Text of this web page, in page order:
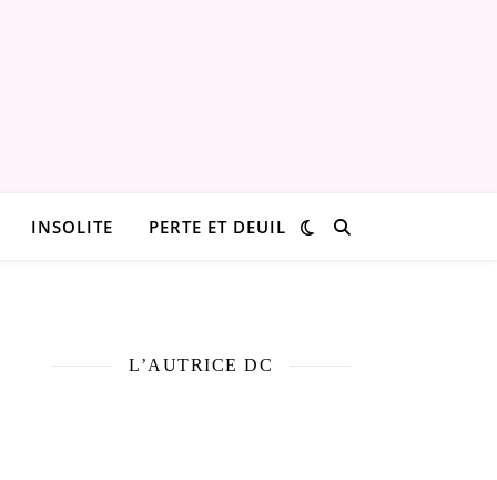
INSOLITE PERTE ET DEUIL
L’AUTRICE DC